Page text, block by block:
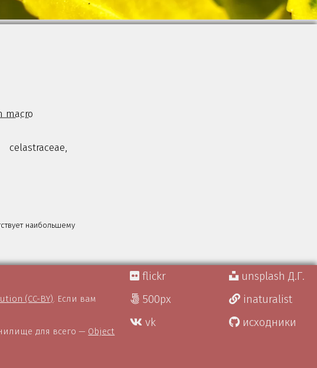
macro
celastraceae,
наибольшему
(CC-BY). Если вам
для всего — Object
flickr
500px
vk
unsplash Д.Г.
inaturalist
исходники